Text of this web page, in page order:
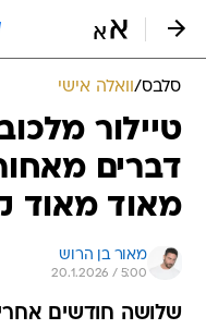
סלבס/ וואלה אישי
טיילור
דברים
מאוד מאוד
מאור בן הרוש
20.1.2026 / 5:00
שלושה חודשים